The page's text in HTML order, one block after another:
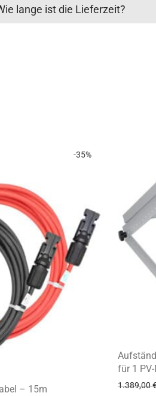
lange ist die Lieferzeit?
-35%
– 15m
für 1 PV-
1.389,00